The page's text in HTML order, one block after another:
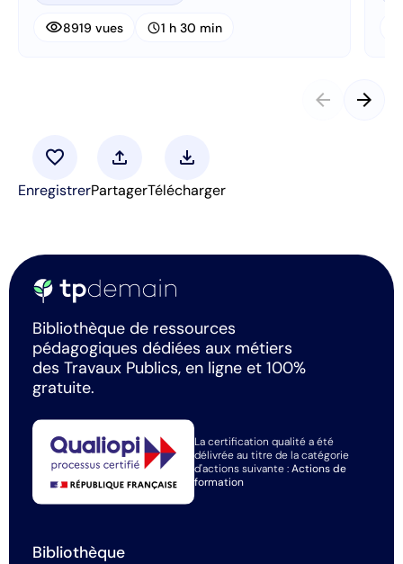
visibility8919 vues schedule1 h 30 min
arrow_back arrow_forward
favorite
Enregistrer
upload
Partager
download
Télécharger
Bibliothèque de ressources
pédagogiques dédiées aux métiers
des Travaux Publics, en ligne et 100%
gratuite.
La certification qualité a été
délivrée au titre de la catégorie
d'actions suivante :Actions de
formation
Bibliothèque